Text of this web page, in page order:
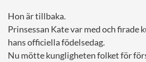
Hon är tillbaka.
Prinsessan Kate var med och firade
hans officiella födelsedag.
Nu mötte kungligheten folket för